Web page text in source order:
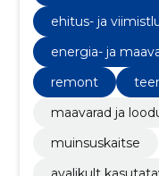
ehitus- ja
energia- ja
remont
maavarad ja
muinsuskaitse